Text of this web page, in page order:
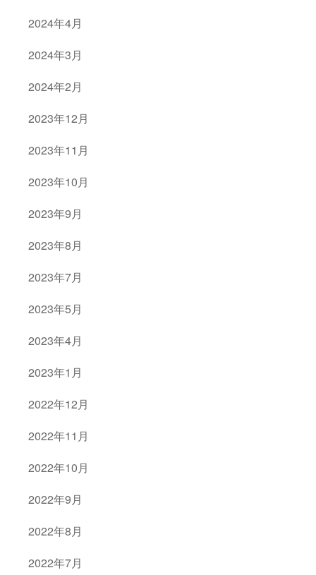
2024年4月
2024年3月
2024年2月
2023年12月
2023年11月
2023年10月
2023年9月
2023年8月
2023年7月
2023年5月
2023年4月
2023年1月
2022年12月
2022年11月
2022年10月
2022年9月
2022年8月
2022年7月